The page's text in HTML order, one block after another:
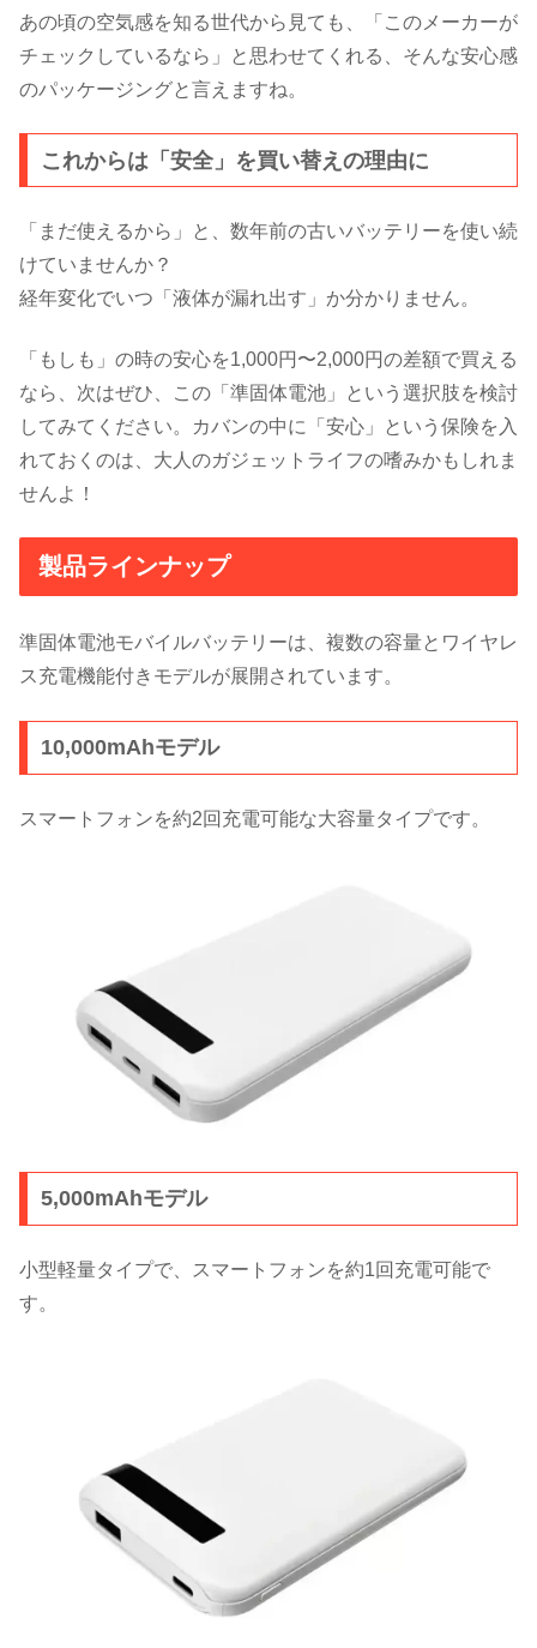
あの頃の空気感を知る世代から見ても、「このメーカーが
チェックしているなら」と思わせてくれる、そんな安心感
のパッケージングと言えますね。
これからは「安全」を買い替えの理由に
「まだ使えるから」と、数年前の古いバッテリーを使い続
けていませんか？
経年変化でいつ「液体が漏れ出す」か分かりません。
「もしも」の時の安心を1,000円〜2,000円の差額で買える
なら、次はぜひ、この「準固体電池」という選択肢を検討
してみてください。カバンの中に「安心」という保険を入
れておくのは、大人のガジェットライフの嗜みかもしれま
せんよ！
製品ラインナップ
準固体電池モバイルバッテリーは、複数の容量とワイヤレ
ス充電機能付きモデルが展開されています。
10,000mAhモデル
スマートフォンを約2回充電可能な大容量タイプです。
5,000mAhモデル
小型軽量タイプで、スマートフォンを約1回充電可能で
す。